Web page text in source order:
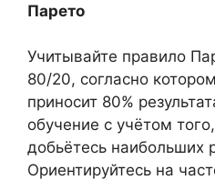
Парето
Учитывайте правило
80/20, согласно
приносит 80%
обучение с учётом
добьётесь наибольших
Ориентируйтесь на